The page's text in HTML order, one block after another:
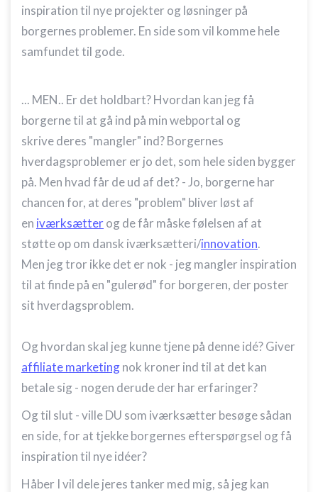
inspiration til nye projekter og løsninger på
borgernes problemer. En side som vil komme hele
samfundet til gode.
... MEN.. Er det holdbart? Hvordan kan jeg få
borgerne til at gå ind på min webportal og
skrive deres "mangler" ind? Borgernes
hverdagsproblemer er jo det, som hele siden bygger
på. Men hvad får de ud af det? - Jo, borgerne har
chancen for, at deres "problem" bliver løst af
en iværksætterog de får måske følelsen af at
støtte op om dansk iværksætteri/innovation.
Men jeg tror ikke det er nok - jeg mangler inspiration
til at finde på en "gulerød" for borgeren, der poster
sit hverdagsproblem.
Og hvordan skal jeg kunne tjene på denne idé? Giver
affiliate marketingnok kroner ind til at det kan
betale sig - nogen derude der har erfaringer?
Og til slut - ville DU som iværksætter besøge sådan
en side, for at tjekke borgernes efterspørgsel og få
inspiration til nye idéer?
Håber I vil dele jeres tanker med mig, så jeg kan